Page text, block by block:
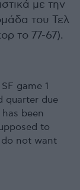
με την
του Τελ
το 77-67).
game 1
quarter due
been
to
do not want